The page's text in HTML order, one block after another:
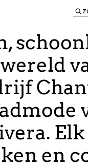
te keren naar
en